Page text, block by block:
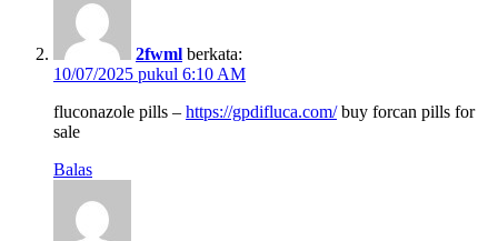
2fwml berkata:
10/07/2025 pukul 6:10 AM
fluconazole pills – https://gpdifluca.com/buy forcan pills for
sale
Balas